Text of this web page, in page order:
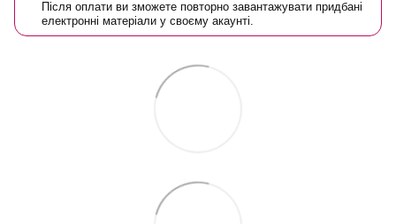
Після оплати ви зможете повторно завантажувати придбані
електронні матеріали у своєму акаунті.